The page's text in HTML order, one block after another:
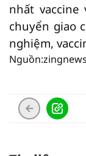
nhất
chuyển giao
nghiệm,